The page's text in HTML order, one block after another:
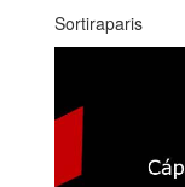
Sortiraparis